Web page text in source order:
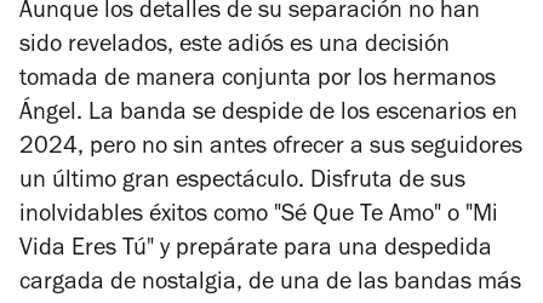
Aunque los detalles de su separación no han
sido revelados, este adiós es una decisión
tomada de manera conjunta por los hermanos
Ángel. La banda se despide de los escenarios en
2024, pero no sin antes ofrecer a sus seguidores
un último gran espectáculo. Disfruta de sus
inolvidables éxitos como "Sé Que Te Amo" o "Mi
Vida Eres Tú" y prepárate para una despedida
cargada de nostalgia, de una de las bandas más